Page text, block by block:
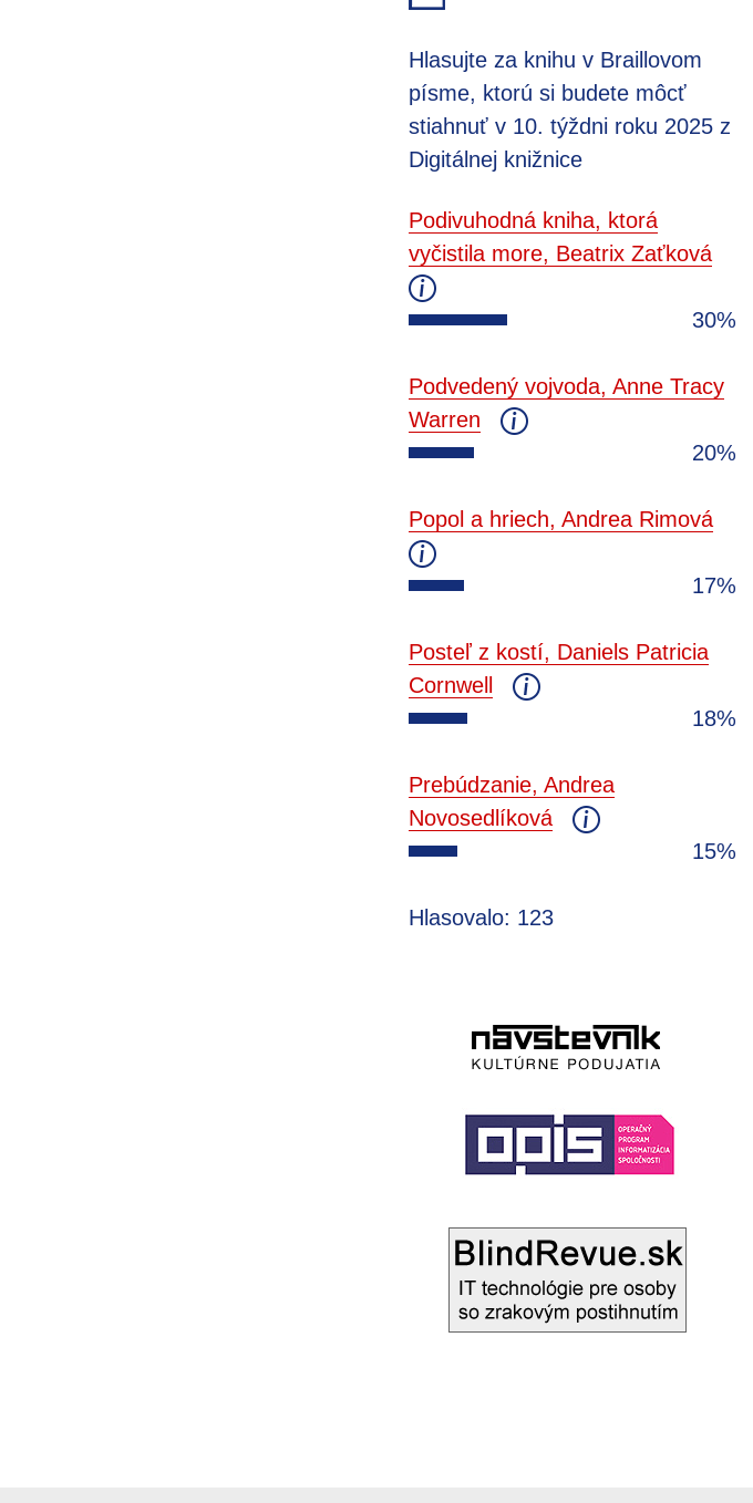
Hlasujte za knihu v Braillovom
písme, ktorú si budete môcť
stiahnuť v 10. týždni roku 2025 z
Digitálnej knižnice
Podivuhodná kniha, ktorá
vyčistila more, Beatrix Zaťková
30%
Podvedený vojvoda, Anne Tracy
Warren
20%
Popol a hriech, Andrea Rimová
17%
Posteľ z kostí, Daniels Patricia
Cornwell
18%
Prebúdzanie, Andrea
Novosedlíková
15%
Hlasovalo: 123